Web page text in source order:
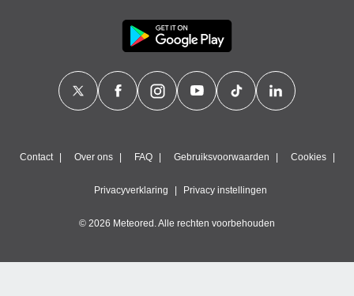
Contact Over ons FAQ Gebruiksvoorwaarden Cookies
Privacyverklaring Privacy instellingen
© 2026 Meteored. Alle rechten voorbehouden